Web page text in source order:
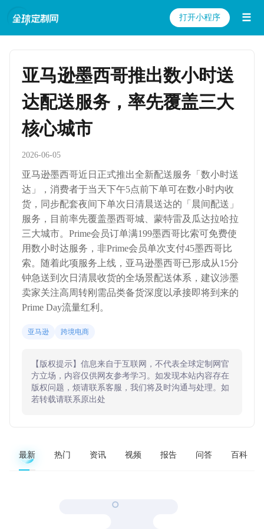
打开小程序 ☰
亚马逊墨西哥推出数小时送
达配送服务，率先覆盖三大
核心城市
2026-06-05
亚马逊墨西哥近日正式推出全新配送服务「数小时送
达」，消费者于当天下午5点前下单可在数小时内收
货，同步配套夜间下单次日清晨送达的「晨间配送」
服务，目前率先覆盖墨西哥城、蒙特雷及瓜达拉哈拉
三大城市。Prime会员订单满199墨西哥比索可免费使
用数小时达服务，非Prime会员单次支付45墨西哥比
索。随着此项服务上线，亚马逊墨西哥已形成从15分
钟急送到次日清晨收货的全场景配送体系，建议涉墨
卖家关注高周转刚需品类备货深度以承接即将到来的
Prime Day流量红利。
亚马逊 跨境电商
【版权提示】信息来自于互联网，不代表全球定制网官
方立场，内容仅供网友参考学习。如发现本站内容存在
版权问题，烦请联系客服，我们将及时沟通与处理。如
若转载请联系原出处
最新 热门 资讯 视频 报告 问答 百科